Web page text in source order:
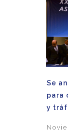
Se
para
y